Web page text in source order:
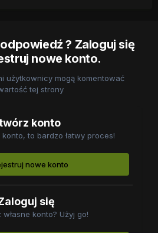
? Zaloguj się
nowe konto.
użytkownicy mogą komentować
tej strony
konto
to bardzo łatwy proces!
nowe konto
się
własne konto? Użyj go!